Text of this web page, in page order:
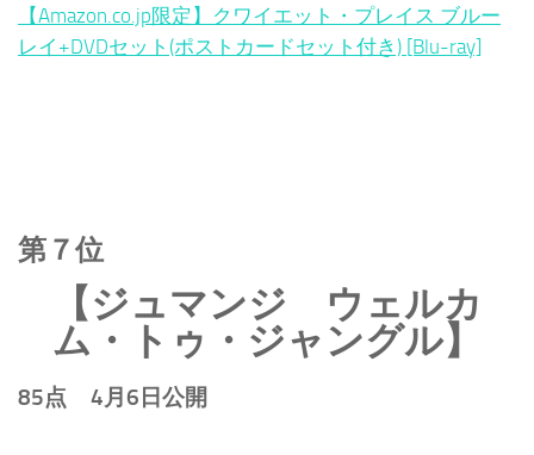
【Amazon.co.jp限定】クワイエット・プレイス ブルー
レイ+DVDセット(ポストカードセット付き) [Blu-ray]
第７位
【ジュマンジ ウェルカ
ム・トゥ・ジャングル】
85点 4月6日公開